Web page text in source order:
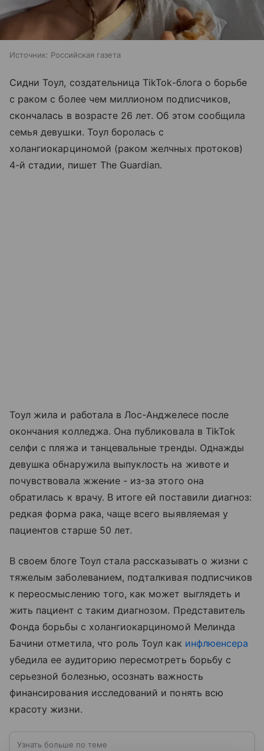
Источник: Российская газета
Сидни Тоул, создательница TikTok-блога о борьбе
с раком с более чем миллионом подписчиков,
скончалась в возрасте 26 лет. Об этом сообщила
семья девушки. Тоул боролась с
холангиокарциномой (раком желчных протоков)
4-й стадии, пишет The Guardian.
Тоул жила и работала в Лос-Анджелесе после
окончания колледжа. Она публиковала в TikTok
селфи с пляжа и танцевальные тренды. Однажды
девушка обнаружила выпуклость на животе и
почувствовала жжение - из-за этого она
обратилась к врачу. В итоге ей поставили диагноз:
редкая форма рака, чаще всего выявляемая у
пациентов старше 50 лет.
В своем блоге Тоул стала рассказывать о жизни с
тяжелым заболеванием, подталкивая подписчиков
к переосмыслению того, как может выглядеть и
жить пациент с таким диагнозом. Представитель
Фонда борьбы с холангиокарциномой Мелинда
Бачини отметила, что роль Тоул как инфлюенсера
убедила ее аудиторию пересмотреть борьбу с
серьезной болезнью, осознать важность
финансирования исследований и понять всю
красоту жизни.
Узнать больше по теме